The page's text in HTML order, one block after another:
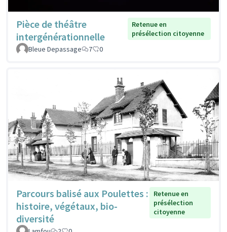
Pièce de théâtre
intergénérationnelle
Retenue en
présélection citoyenne
Bleue Depassage
7 0
Parcours balisé aux Poulettes :
histoire, végétaux, bio-
diversité
Retenue en
présélection
citoyenne